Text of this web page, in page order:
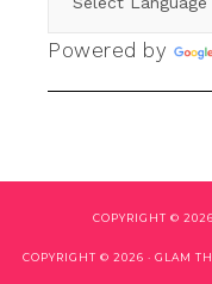
Powered by
COPYRIGHT © 2026
COPYRIGHT © 2026 · GLAM